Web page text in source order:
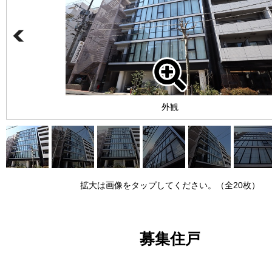
外観
拡大は画像をタップしてください。（全20枚）
募集住戸